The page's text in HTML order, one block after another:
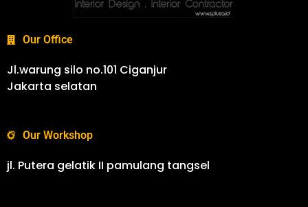
Our Office
Jl.warung silo no.101 Ciganjur
Jakarta selatan
Our Workshop
jl. Putera gelatik II pamulang tangsel